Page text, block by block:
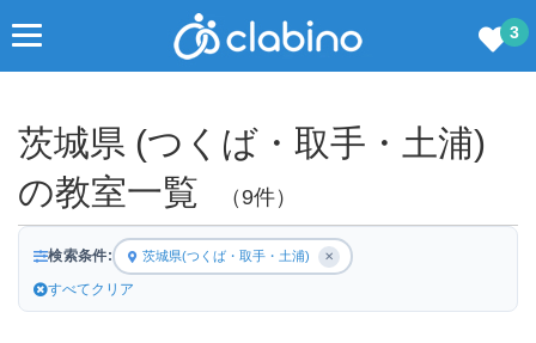
3
茨城県 (つくば・取手・土浦)
の教室一覧
（9件）
検索条件: 茨城県(つくば・取手・土浦) ✕
すべてクリア